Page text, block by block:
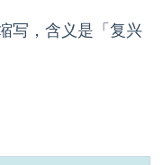
写，含义是「复兴